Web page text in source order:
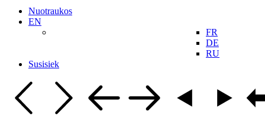
Nuotraukos
EN
FR
DE
RU
Susisiek